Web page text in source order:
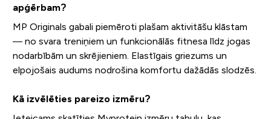
apģērbam?
MP Originals gabali piemēroti plašam aktivitāšu klāstam
— no svara treniņiem un funkcionālās fitnesa līdz jogas
nodarbībām un skrējieniem. Elastīgais griezums un
elpojošais audums nodrošina komfortu dažādās slodzēs.
Kā izvēlēties pareizo izmēru?